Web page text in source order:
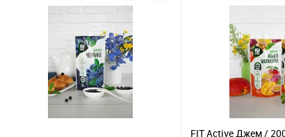
FIT Active Джем /